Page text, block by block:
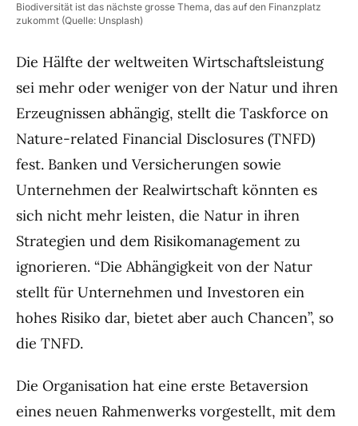
Biodiversität ist das nächste grosse Thema, das auf den Finanzplatz
zukommt (Quelle: Unsplash)
Die Hälfte der weltweiten Wirtschaftsleistung
sei mehr oder weniger von der Natur und ihren
Erzeugnissen abhängig, stellt die Taskforce on
Nature-related Financial Disclosures (TNFD)
fest. Banken und Versicherungen sowie
Unternehmen der Realwirtschaft könnten es
sich nicht mehr leisten, die Natur in ihren
Strategien und dem Risikomanagement zu
ignorieren. “Die Abhängigkeit von der Natur
stellt für Unternehmen und Investoren ein
hohes Risiko dar, bietet aber auch Chancen”, so
die TNFD.
Die Organisation hat eine erste Betaversion
eines neuen Rahmenwerks vorgestellt, mit dem